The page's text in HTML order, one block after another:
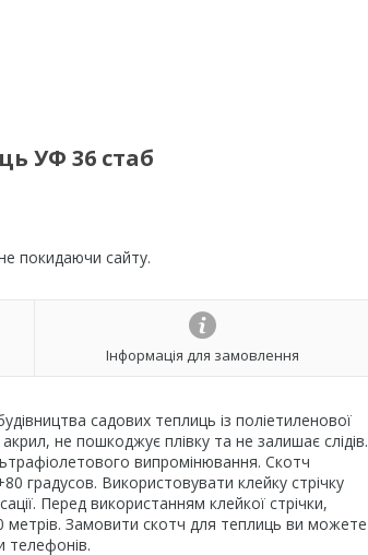
УФ 36 стаб
покидаючи сайту.
Інформація для замовлення
садових теплиць із поліетиленової
не пошкоджує плівку та не залишає слідів.
випромінювання. Скотч
градусов. Використовувати клейку стрічку
Перед використанням клейкої стрічки,
Замовити скотч для теплиць ви можете